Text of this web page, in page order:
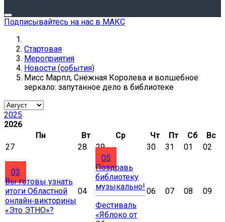
Подписывайтесь на нас в МАКС
Стартовая
Мероприятия
Новости (события)
Мисс Марпл, Снежная Королева и волшебное
зеркало: запутанное дело в библиотеке
2025
2026
Пн
Вт Ср Чт Пт Сб
Вс
27
28 29 30 31 01 02
03
Вы готовы узнать
итоги Областной
онлайн‑викторины
«Это ЭТНО»?
04
05
Поздравь
библиотеку
музыкально!
Фестиваль
«Яблоко от
06 07 08 09